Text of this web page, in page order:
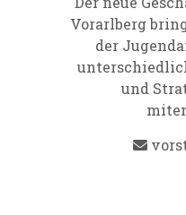
Vorarlberg
der
und